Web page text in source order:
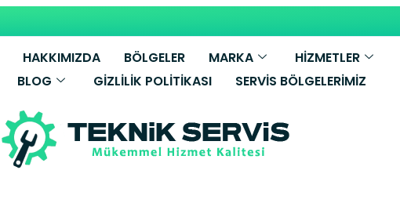
HAKKIMIZDA BÖLGELER MARKA HİZMETLER
BLOG
GIZLILIK POLITIKASI SERVIS BÖLGELERIMIZ